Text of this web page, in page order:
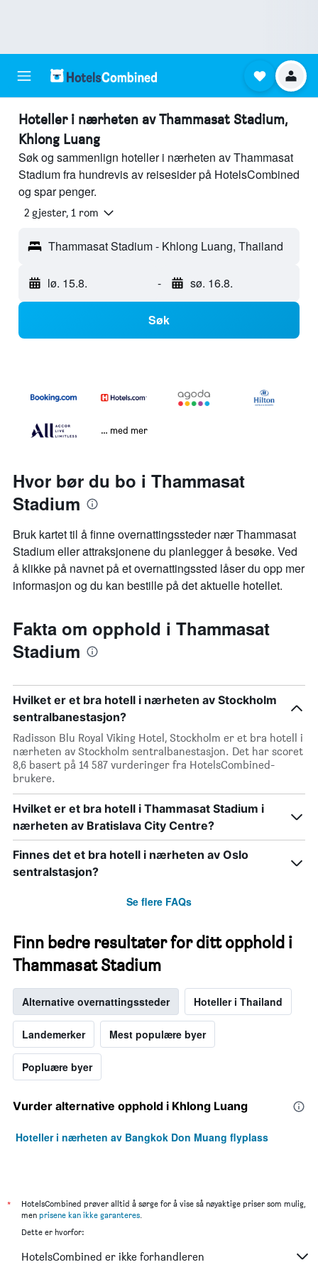
Hoteller i nærheten av Thammasat Stadium,
Khlong Luang
Søk og sammenlign hoteller i nærheten av Thammasat
Stadium fra hundrevis av reisesider på HotelsCombined
og spar penger.
2 gjester, 1 rom
Thammasat Stadium - Khlong Luang, Thailand
lø. 15.8. - sø. 16.8.
Søk
… med mer
Hvor bør du bo i Thammasat
Stadium
Bruk kartet til å finne overnattingssteder nær Thammasat
Stadium eller attraksjonene du planlegger å besøke. Ved
å klikke på navnet på et overnattingssted låser du opp mer
informasjon og du kan bestille på det aktuelle hotellet.
Fakta om opphold i Thammasat
Stadium
Hvilket er et bra hotell i nærheten av Stockholm
sentralbanestasjon?
Radisson Blu Royal Viking Hotel, Stockholm er et bra hotell i
nærheten av Stockholm sentralbanestasjon. Det har scoret
8,6 basert på 14 587 vurderinger fra HotelsCombined-
brukere.
Hvilket er et bra hotell i Thammasat Stadium i
nærheten av Bratislava City Centre?
Finnes det et bra hotell i nærheten av Oslo
sentralstasjon?
Se flere FAQs
Finn bedre resultater for ditt opphold i
Thammasat Stadium
Alternative overnattingssteder Hoteller i Thailand
Landemerker Mest populære byer
Popluære byer
Vurder alternative opphold i Khlong Luang
Hoteller i nærheten av Bangkok Don Muang flyplass
*
HotelsCombined prøver alltid å sørge for å vise så nøyaktige priser som mulig,
men prisene kan ikke garanteres.
Dette er hvorfor:
HotelsCombined er ikke forhandleren